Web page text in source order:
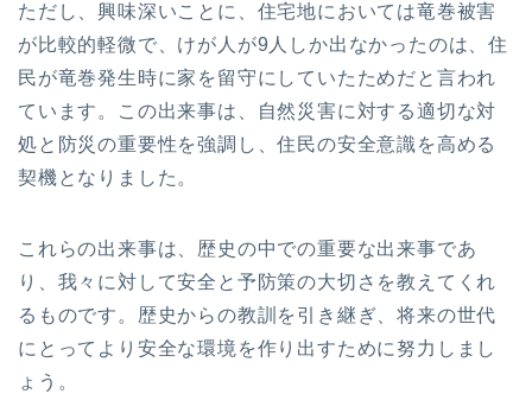
ただし、興味深いことに、住宅地においては竜巻被害
が比較的軽微で、けが人が9人しか出なかったのは、住
民が竜巻発生時に家を留守にしていたためだと言われ
ています。この出来事は、自然災害に対する適切な対
処と防災の重要性を強調し、住民の安全意識を高める
契機となりました。
これらの出来事は、歴史の中での重要な出来事であ
り、我々に対して安全と予防策の大切さを教えてくれ
るものです。歴史からの教訓を引き継ぎ、将来の世代
にとってより安全な環境を作り出すために努力しまし
ょう。